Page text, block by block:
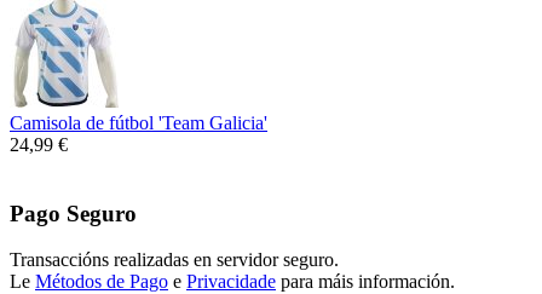
Camisola de fútbol 'Team Galicia'
24,99 €
Pago Seguro
Transaccións realizadas en servidor seguro.
Le Métodos de Pago e Privacidade para máis información.